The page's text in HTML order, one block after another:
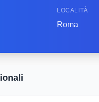
LOCALITÀ
Roma